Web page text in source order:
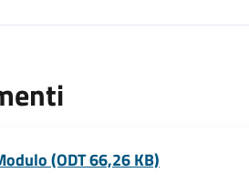
(ODT 66,26 KB)